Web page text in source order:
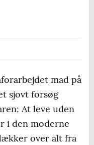
mad på
sjovt forsøg
At leve uden
i den moderne
over alt fra